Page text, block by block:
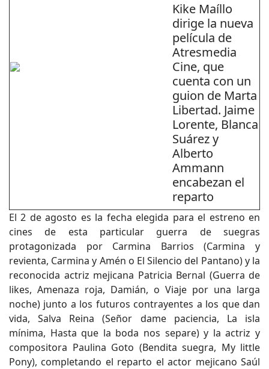
Kike Maíllo
dirige la nueva
película de
Atresmedia
Cine, que
cuenta con un
guion de Marta
Libertad. Jaime
Lorente, Blanca
Suárez y
Alberto
Ammann
encabezan el
reparto
El 2 de agosto es la fecha elegida para el estreno en
cines de esta particular guerra de suegras
protagonizada por Carmina Barrios (Carmina y
revienta, Carmina y Amén o El Silencio del Pantano) y la
reconocida actriz mejicana Patricia Bernal (Guerra de
likes, Amenaza roja, Damián, o Viaje por una larga
noche) junto a los futuros contrayentes a los que dan
vida, Salva Reina (Señor dame paciencia, La isla
mínima, Hasta que la boda nos separe) y la actriz y
compositora Paulina Goto (Bendita suegra, My little
Pony), completando el reparto el actor mejicano Saúl